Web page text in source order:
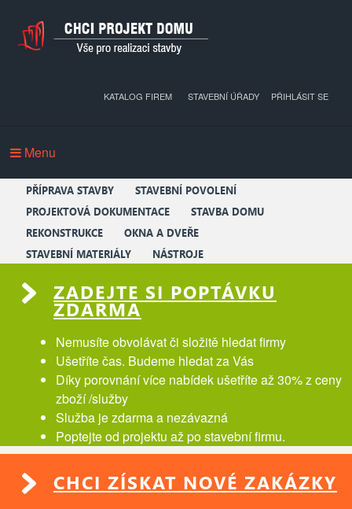
PŘIHLÁSIT SE
KATALOG FIREM STAVEBNÍ ÚŘADY
Menu
PŘÍPRAVA STAVBY
STAVEBNÍ POVOLENÍ
PROJEKTOVÁ DOKUMENTACE
STAVBA DOMU
REKONSTRUKCE
OKNA A DVEŘE
STAVEBNÍ MATERIÁLY
NÁSTROJE
ZADEJTE SI POPTÁVKU
ZDARMA
Nemusíte obvolávat či složitě hledat firmy
Ušetříte čas. Budeme hledat za Vás
Díky porovnání více nabídek ušetříte až 30% z ceny
zboží /služby
Služba je zdarma a nezávazná
Poptejte od projektu až po stavební firmu.
CHCI ZÍSKAT NOVÉ ZAKÁZKY